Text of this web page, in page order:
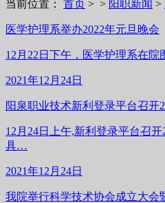
当前位置： 首页 > > 阳职新闻 >
医学护理系举办2022年元旦晚会
12月22日下午，医学护理系在
2021年12月24日
阳泉职业技术新利登录平台召
12月24日上午,新利登录平台召
具…
2021年12月24日
我院举行科学技术协会成立大会